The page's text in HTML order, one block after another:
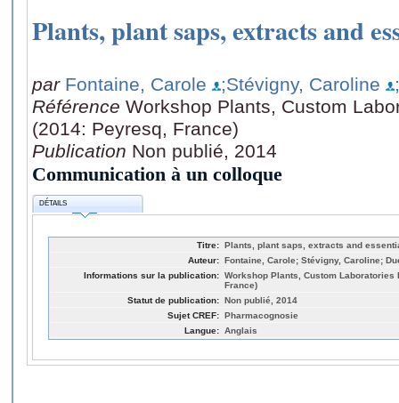
Plants, plant saps, extracts and
par Fontaine, Carole ;Stévigny, Caroline
Référence Workshop Plants, Custom
(2014: Peyresq, France)
Publication Non publié, 2014
Communication à un colloque
DÉTAILS
Titre: Plants, plant saps, extracts and
Auteur: Fontaine, Carole; Stévigny, Caroline;
Informations sur la publication: Workshop Plants, Custom Laboratories
France)
Statut de publication: Non publié, 2014
Sujet CREF: Pharmacognosie
Langue: Anglais